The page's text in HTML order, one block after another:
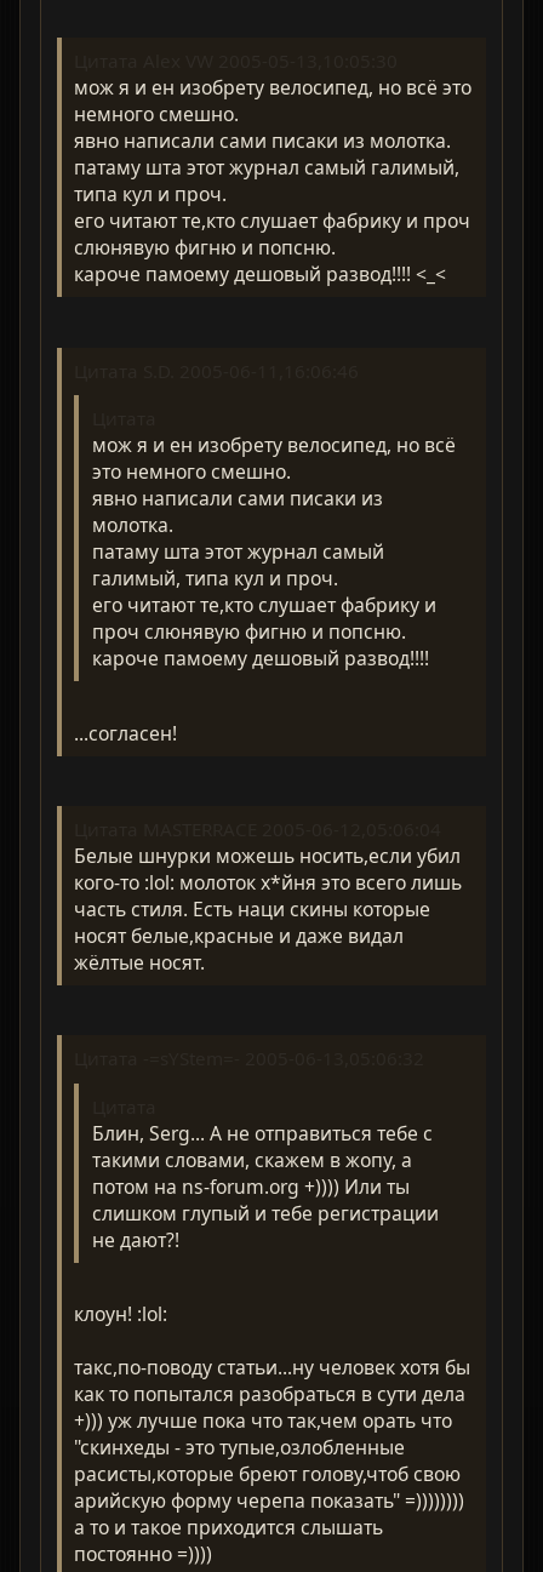
мож я и ен изобрету велосипед, но всё это
немного смешно.
явно написали сами писаки из молотка.
патаму шта этот журнал самый галимый,
типа кул и проч.
его читают те,кто слушает фабрику и проч
слюнявую фигню и попсню.
кароче памоему дешовый развод!!!! <_<
мож я и ен изобрету велосипед, но всё
это немного смешно.
явно написали сами писаки из
молотка.
патаму шта этот журнал самый
галимый, типа кул и проч.
его читают те,кто слушает фабрику и
проч слюнявую фигню и попсню.
кароче памоему дешовый развод!!!!
...согласен!
Белые шнурки можешь носить,если убил
кого-то :lol: молоток х*йня это всего лишь
часть стиля. Есть наци скины которые
носят белые,красные и даже видал
жёлтые носят.
Блин, Serg... А не отправиться тебе с
такими словами, скажем в жопу, а
потом нa ns-forum.org +)))) Или ты
слишком глупый и тебе регистрации
не дают?!
клоун! :lol:
такс,по-поводу статьи...ну человек хотя бы
как то попытался разобраться в сути дела
+))) уж лучше пока что так,чем орать что
"скинхеды - это тупые,озлобленные
расисты,которые бреют голову,чтоб свою
арийскую форму черепа показать" =))))))))
а то и такое приходится слышать
постоянно =))))